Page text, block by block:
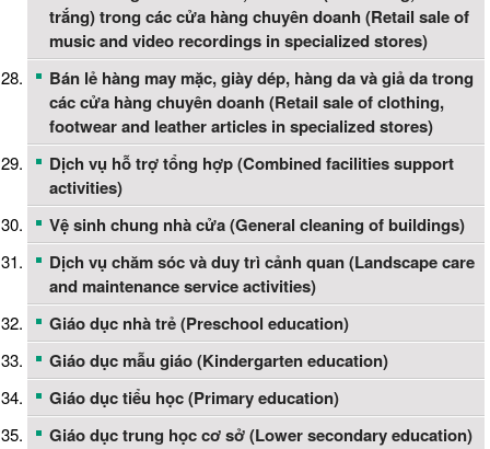
trắng) trong các cửa hàng chuyên doanh (Retail sale of
music and video recordings in specialized stores)
Bán lẻ hàng may mặc, giày dép, hàng da và giả da trong
các cửa hàng chuyên doanh (Retail sale of clothing,
footwear and leather articles in specialized stores)
Dịch vụ hỗ trợ tổng hợp (Combined facilities support
activities)
Vệ sinh chung nhà cửa (General cleaning of buildings)
Dịch vụ chăm sóc và duy trì cảnh quan (Landscape care
and maintenance service activities)
Giáo dục nhà trẻ (Preschool education)
Giáo dục mẫu giáo (Kindergarten education)
Giáo dục tiểu học (Primary education)
Giáo dục trung học cơ sở (Lower secondary education)